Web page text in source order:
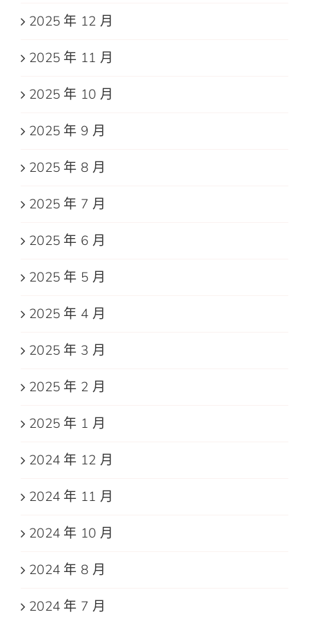
2025 年 12 月
2025 年 11 月
2025 年 10 月
2025 年 9 月
2025 年 8 月
2025 年 7 月
2025 年 6 月
2025 年 5 月
2025 年 4 月
2025 年 3 月
2025 年 2 月
2025 年 1 月
2024 年 12 月
2024 年 11 月
2024 年 10 月
2024 年 8 月
2024 年 7 月